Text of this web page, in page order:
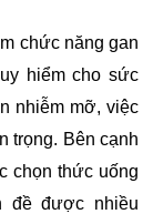
chức năng gan
hiểm cho sức
nhiễm mỡ, việc
trọng. Bên cạnh
chọn thức uống
được nhiều